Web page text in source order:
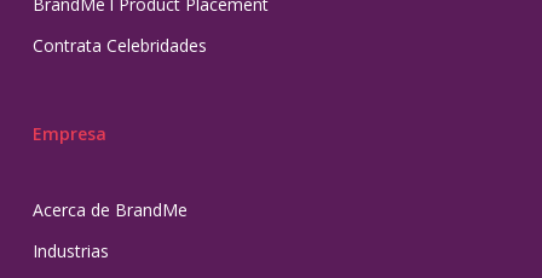
Contrata Celebridades
Empresa
Acerca de BrandMe
Industrias